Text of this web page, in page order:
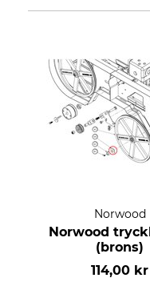
Norwood
Norwood
(brons)
114,00 kr